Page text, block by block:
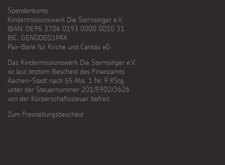
Spendenkonto
Kindermissionswerk Die Sternsinger e.V.
IBAN: DE95 3706 0193 0000 0010 31
BIC: GENODED1PAX
Pax-Bank für Kirche und Caritas eG
Das Kindermissionswerk Die Sternsinger e.V.
ist laut letztem Bescheid des Finanzamts
Aachen-Stadt nach §5 Abs. 1 Nr. 9 KStg.
unter der Steuernummer 201/5902/3626
von der Körperschaftssteuer befreit.
Zum Freistellungsbescheid